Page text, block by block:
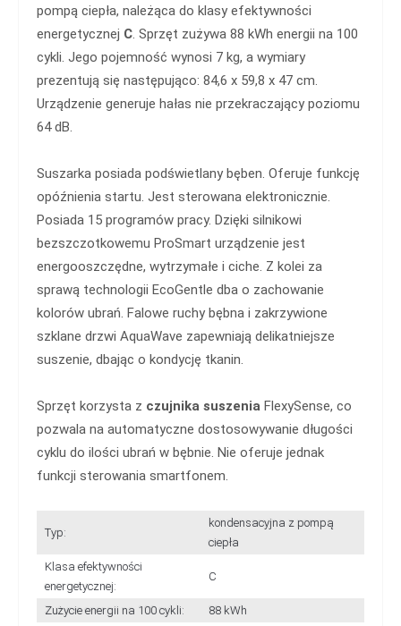
pompą ciepła, należąca do klasy efektywności
energetycznej C. Sprzęt zużywa 88 kWh energii na 100
cykli. Jego pojemność wynosi 7 kg, a wymiary
prezentują się następująco: 84,6 x 59,8 x 47 cm.
Urządzenie generuje hałas nie przekraczający poziomu
64 dB.
Suszarka posiada podświetlany bęben. Oferuje funkcję
opóźnienia startu. Jest sterowana elektronicznie.
Posiada 15 programów pracy. Dzięki silnikowi
bezszczotkowemu ProSmart urządzenie jest
energooszczędne, wytrzymałe i ciche. Z kolei za
sprawą technologii EcoGentle dba o zachowanie
kolorów ubrań. Falowe ruchy bębna i zakrzywione
szklane drzwi AquaWave zapewniają delikatniejsze
suszenie, dbając o kondycję tkanin.
Sprzęt korzysta z czujnika suszenia FlexySense, co
pozwala na automatyczne dostosowywanie długości
cyklu do ilości ubrań w bębnie. Nie oferuje jednak
funkcji sterowania smartfonem.
Typ:
kondensacyjna z pompą
ciepła
Klasa efektywności
energetycznej:
C
Zużycie energii na 100 cykli:
88 kWh